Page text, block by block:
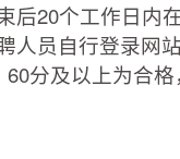
后20个工作日内
人员自行登录网
分及以上为合